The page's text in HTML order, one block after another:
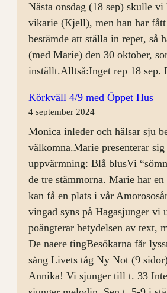
Nästa onsdag (18 sep) skulle vi
vikarie (Kjell), men han har
bestämde att ställa in repet, så
(med Marie) den 30 oktober,
inställt.Alltså:Inget rep 18 sep.
Körkväll 4/9 med Öppet Hus
4 september 2024
Monica inleder och hälsar sju
välkomna.Marie presenterar
uppvärmning: Blå blusVi
de tre stämmorna. Marie har
kan få en plats i vår
vingad syns på Hagasjunger vi
poängterar betydelsen av text,
De naere tingBesökarna får
sång Livets tåg Ny Not (9
Annika! Vi sjunger till t. 33